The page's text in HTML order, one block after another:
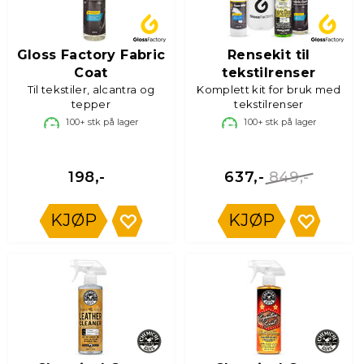
Vi har produkter fra kjente merker som Carpro, Autoglym,
Chemical Guys, Fenice, Gloss Factory, Meguiars, Rain-x, Sonax,
Turtle Wax, Wunder-Baum og Little Joe.
Gloss Factory Fabric
Coat
Til tekstiler, alcantra og
tepper
100+ stk på lager
198,-
KJØP
Rensekit til
tekstilrenser
Komplett kit for bruk med
tekstilrenser
100+ stk på lager
849,-
637,-
KJØP